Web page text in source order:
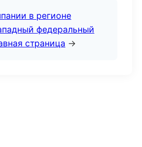
в регионе
федеральный
страница →